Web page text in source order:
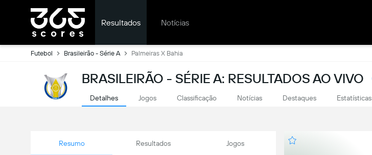
Resultados Notícias
Futebol Brasileirão - Série A Palmeiras X Bahia
BRASILEIRÃO - SÉRIE A: RESULTADOS AO VIVO
Detalhes Jogos Classificação Notícias Destaques Estatísticas
Resumo Resultados Jogos